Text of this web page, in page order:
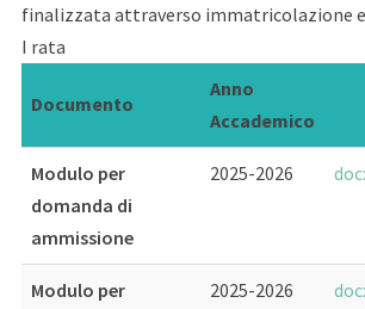
finalizzata attraverso immatricolazione
I rata
Documento
Anno
Accademico
Modulo per
domanda di
ammissione
2025-2026
Modulo per
2025-2026